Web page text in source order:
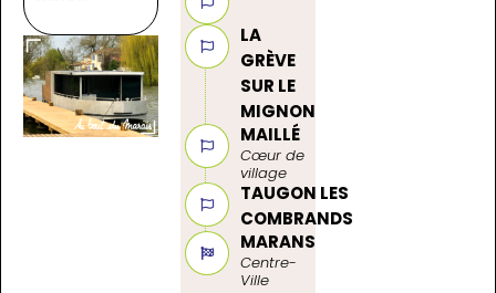
LA
GRÈVE
SUR LE
MIGNON
MAILLÉ
Cœur de
village
TAUGON LES
COMBRANDS
MARANS
Centre-
Ville